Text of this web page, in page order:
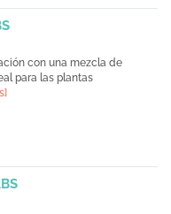
con una mezcla de
para las plantas